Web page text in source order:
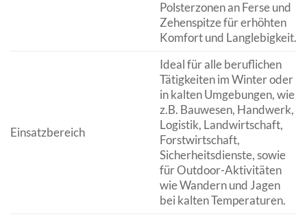
Polsterzonen an Ferse und
Zehenspitze für erhöhten
Komfort und Langlebigkeit.
Einsatzbereich
Ideal für alle beruflichen
Tätigkeiten im Winter oder
in kalten Umgebungen, wie
z.B. Bauwesen, Handwerk,
Logistik, Landwirtschaft,
Forstwirtschaft,
Sicherheitsdienste, sowie
für Outdoor-Aktivitäten
wie Wandern und Jagen
bei kalten Temperaturen.